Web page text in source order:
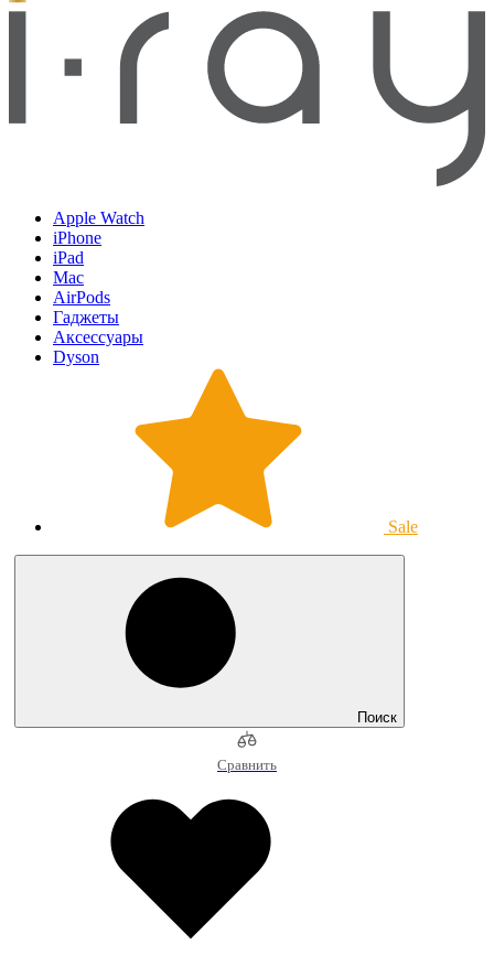
Apple Watch
iPhone
iPad
Mac
AirPods
Гаджеты
Аксессуары
Dyson
Sale
Поиск
Сравнить